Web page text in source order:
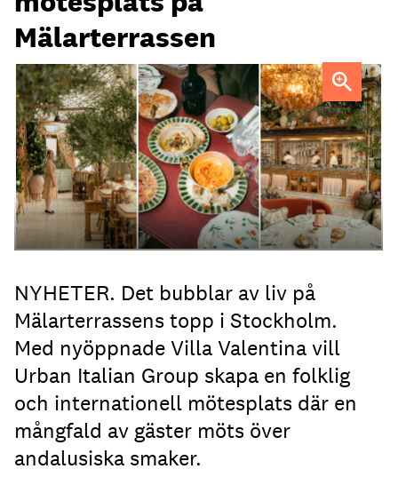
Mälarterrassen
FOTO: Urban Italian Group
NYHETER. Det bubblar av liv på
Mälarterrassens topp i Stockholm.
Med nyöppnade Villa Valentina vill
Urban Italian Group skapa en folklig
och internationell mötesplats där en
mångfald av gäster möts över
andalusiska smaker.